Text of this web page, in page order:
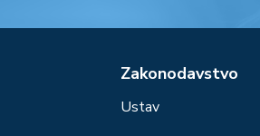
Zakonodavstvo
Ustav